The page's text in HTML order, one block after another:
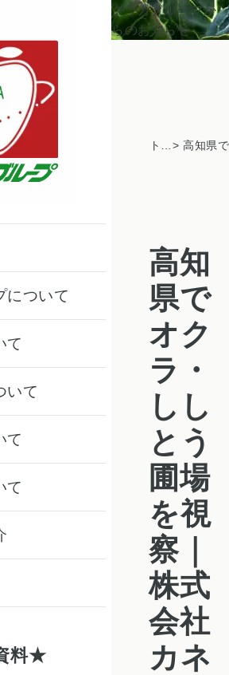
について
て
いて
て
て
料
クラカグループか
らのお知らせ
トピックス一覧
高知
県で
オク
ラ・
しし
とう
圃場
を視
察｜
株式
会社
カネ